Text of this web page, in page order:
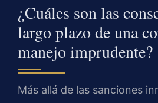
¿Cuáles son las
largo plazo de una
manejo imprudente?
Más allá de las sanciones